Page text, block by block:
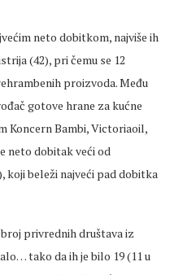
neto dobitkom, najviše ih
(42), pri čemu se 12
proizvoda. Među
gotove hrane za kućne
Koncern Bambi, Victoriaoil,
neto dobitak veći od
koji beleži najveći pad dobitka
privrednih društava iz
tako da ih je bilo 19 (11 u